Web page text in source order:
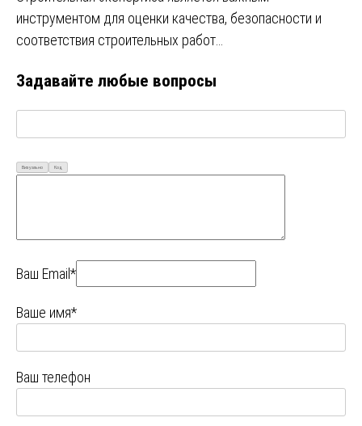
инструментом для оценки качества, безопасности и
соответствия строительных работ…
Задавайте любые вопросы
Визуально Код
Ваш Email*
Ваше имя*
Ваш телефон